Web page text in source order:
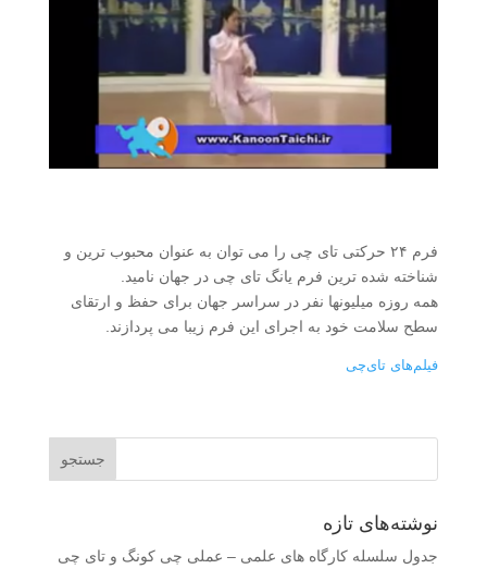
فرم ۲۴ حرکتی تای چی را می توان به عنوان محبوب ترین و
شناخته شده ترین فرم یانگ تای چی در جهان نامید.
همه روزه میلیونها نفر در سراسر جهان برای حفظ و ارتقای
سطح سلامت خود به اجرای این فرم زیبا می پردازند.
فیلم‌های تای‌چی
نوشته‌های تازه
جدول سلسله کارگاه های علمی – عملی چی کونگ و تای چی